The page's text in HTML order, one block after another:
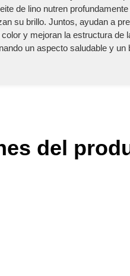
de lino nutren profundamente
su brillo. Juntos, ayudan a
y mejoran la estructura de
un aspecto saludable y un
del